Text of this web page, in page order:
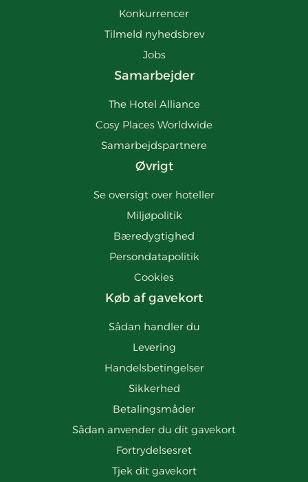
Konkurrencer
Tilmeld nyhedsbrev
Jobs
Samarbejder
The Hotel Alliance
Cosy Places Worldwide
Samarbejdspartnere
Øvrigt
Se oversigt over hoteller
Miljøpolitik
Bæredygtighed
Persondatapolitik
Cookies
Køb af gavekort
Sådan handler du
Levering
Handelsbetingelser
Sikkerhed
Betalingsmåder
Sådan anvender du dit gavekort
Fortrydelsesret
Tjek dit gavekort